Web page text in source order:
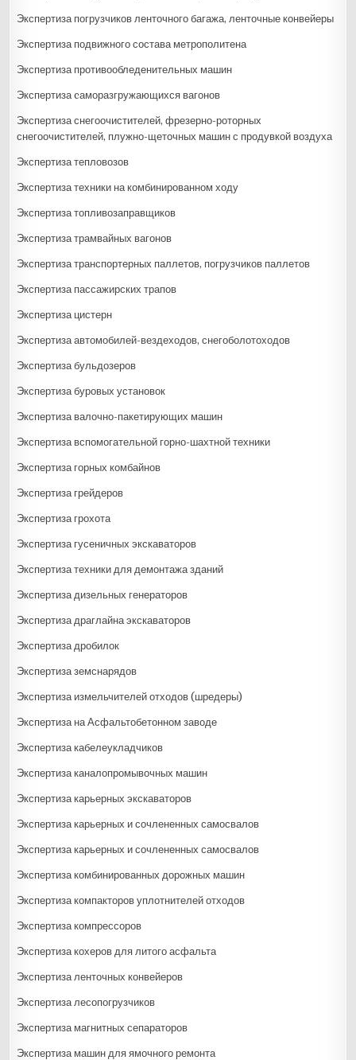
Экспертиза погрузчиков ленточного багажа, ленточные конвейеры
Экспертиза подвижного состава метрополитена
Экспертиза противообледенительных машин
Экспертиза cаморазгружающихся вагонов
Экспертиза снегоочистителей, фрезерно-роторных
снегоочистителей, плужно-щеточных машин с продувкой воздуха
Экспертиза тепловозов
Экспертиза техники на комбинированном ходу
Экспертиза топливозаправщиков
Экспертиза трамвайных вагонов
Экспертиза транспортерных паллетов, погрузчиков паллетов
Экспертиза пассажирских трапов
Экспертиза цистерн
Экспертиза автомобилей-вездеходов, снегоболотоходов
Экспертиза бульдозеров
Экспертиза буровых установок
Экспертиза валочно-пакетирующих машин
Экспертиза вспомогательной горно-шахтной техники
Экспертиза горных комбайнов
Экспертиза грейдеров
Экспертиза грохота
Экспертиза гусеничных экскаваторов
Экспертиза техники для демонтажа зданий
Экспертиза дизельных генераторов
Экспертиза драглайна экскаваторов
Экспертиза дробилок
Экспертиза земснарядов
Экспертиза измельчителей отходов (шредеры)
Экспертиза на Асфальтобетонном заводе
Экспертиза кабелеукладчиков
Экспертиза каналопромывочных машин
Экспертиза карьерных экскаваторов
Экспертиза карьерных и сочлененных самосвалов
Экспертиза карьерных и сочлененных самосвалов
Экспертиза комбинированных дорожных машин
Экспертиза компакторов уплотнителей отходов
Экспертиза компрессоров
Экспертиза кохеров для литого асфальта
Экспертиза ленточных конвейеров
Экспертиза лесопогрузчиков
Экспертиза магнитных сепараторов
Экспертиза машин для ямочного ремонта